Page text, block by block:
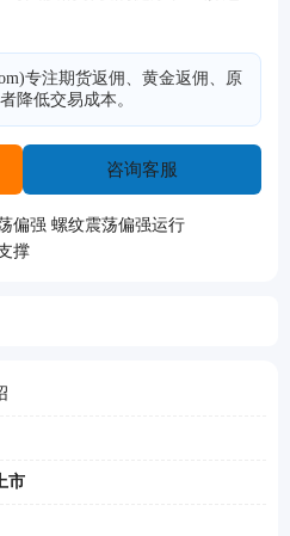
专注期货返佣、黄金返佣、原
降低交易成本。
咨询客服
偏强 螺纹震荡偏强运行
撑
市